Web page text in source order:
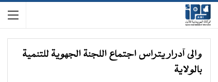
والى آدرار يتراس اجتماع اللجنة الجهوية للتنمية
بالولاية